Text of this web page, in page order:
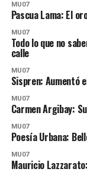
MU07
Pascua Lama: El
MU07
Todo lo que no
calle
MU07
Sispren: Aumentó
MU07
Carmen Argibay:
MU07
Poesía Urbana:
MU07
Mauricio